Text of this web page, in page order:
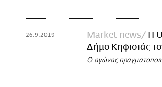
26.9.2019 Market news
H
Δήμο Κηφισιάς
Ο αγώνας